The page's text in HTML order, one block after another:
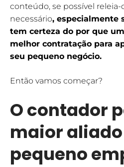
conteúdo, se possível
necessário, especialmente
tem certeza do por que
melhor contratação para
seu pequeno negócio.
Então vamos começar?
O contador
maior
pequeno